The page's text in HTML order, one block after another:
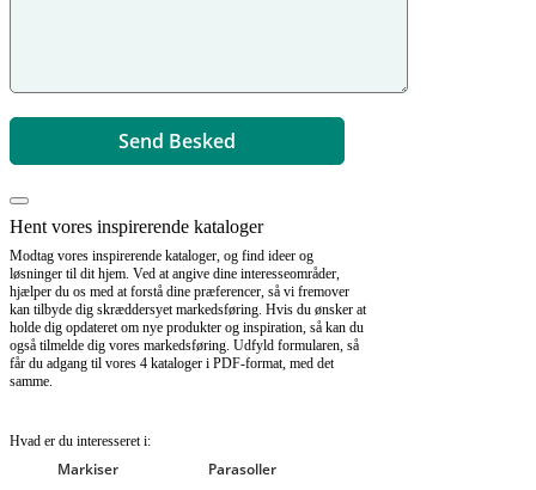
Hent vores inspirerende kataloger
Modtag vores inspirerende kataloger, og find ideer og
løsninger til dit hjem. Ved at angive dine interesseområder,
hjælper du os med at forstå dine præferencer, så vi fremover
kan tilbyde dig skræddersyet markedsføring. Hvis du ønsker at
holde dig opdateret om nye produkter og inspiration, så kan du
også tilmelde dig vores markedsføring. Udfyld formularen, så
får du adgang til vores 4 kataloger i PDF-format, med det
samme.
Hvad er du interesseret i:
Markiser Parasoller